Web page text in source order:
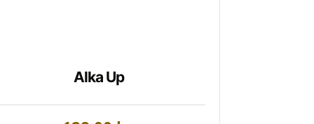
Alka Up